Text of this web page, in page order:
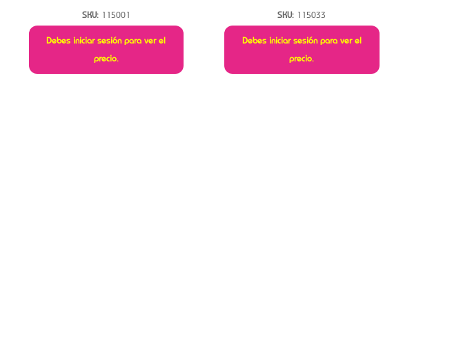
SKU: 115001
Debes iniciar sesión para ver el
precio.
SKU: 115033
Debes iniciar sesión para ver el
precio.